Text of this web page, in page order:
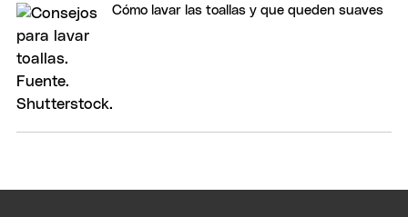
Cómo lavar las toallas y que queden suaves